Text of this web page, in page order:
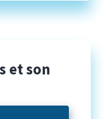
et son